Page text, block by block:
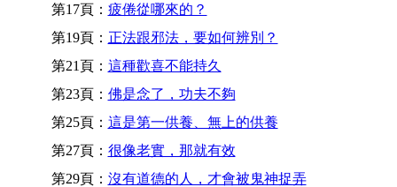
第17頁： 疲倦從哪來的？
第19頁： 正法跟邪法，要如何辨別？
第21頁： 這種歡喜不能持久
第23頁： 佛是念了，功夫不夠
第25頁： 這是第一供養、無上的供養
第27頁： 很像老實，那就有效
第29頁： 沒有道德的人，才會被鬼神捉弄